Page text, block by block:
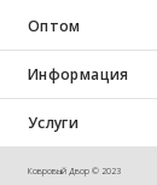
Оптом
Информация
Услуги
Ковровый Двор © 2023